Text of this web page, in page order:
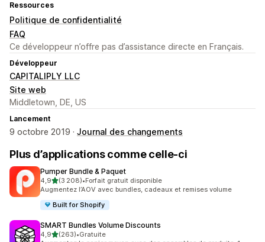
Ressources
Politique de confidentialité
FAQ
Ce développeur n’offre pas d’assistance directe en Français.
Développeur
CAPITALIPLY LLC
Site web
Middletown, DE, US
Lancement
9 octobre 2019 · Journal des changements
Plus d’applications comme celle-ci
Pumper Bundle & Paquet
4,9étoile(s) sur 5
(3 208)
3208 avis au total
•Forfait gratuit disponible
Augmentez l’AOV avec bundles, cadeaux et remises volume
Built for Shopify
SMART Bundles Volume Discounts
4,9étoile(s) sur 5
(263)
263 avis au total
•Gratuite